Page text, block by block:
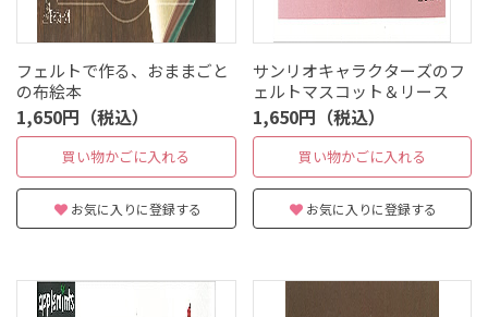
フェルトで作る、おままごと
の布絵本
1,650円（税込）
買い物かごに入れる
お気に入りに登録する
サンリオキャラクターズのフ
ェルトマスコット＆リース
1,650円（税込）
買い物かごに入れる
お気に入りに登録する